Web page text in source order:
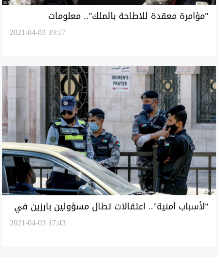
"مؤامرة معقدة للاطاحة بالملك".. معلومات
2021-04-03 19:17
"لأسباب أمنية".. اعتقالات تطال مسؤولين بارزين في
2021-04-03 17:43